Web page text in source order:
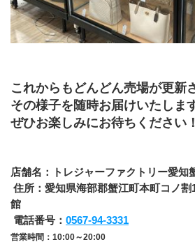
これからもどんどん売場が更新
その様子を随時お届けいたしま
ぜひお楽しみにお待ちください！
店舗名：トレジャーファクトリー愛知
館
電話番号： 0567-94-3331
営業時間：10:00～20:00